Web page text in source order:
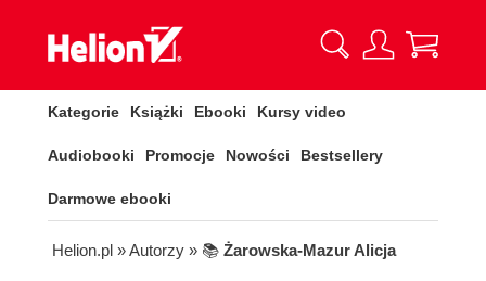
Kategorie Książki Ebooki Kursy video
Audiobooki Promocje Nowości Bestsellery
Darmowe ebooki
Helion.pl » Autorzy » 📚 Żarowska-Mazur Alicja